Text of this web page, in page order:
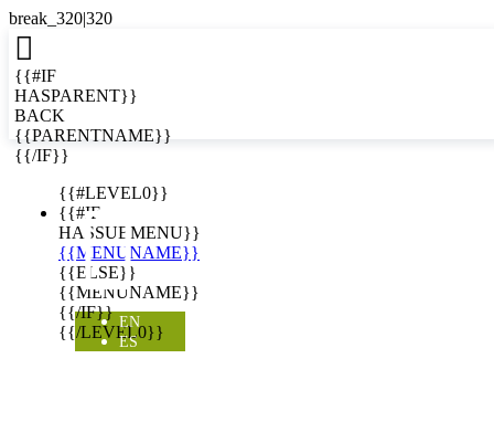

{{#IF
HASPARENT}}
BACK
{{PARENTNAME}}
{{/IF}}
{{#LEVEL0}}
{{#IF
HASSUBMENU}}
{{MENUNAME}}
{{ELSE}}
{{MENUNAME}}
{{/IF}}
{{/LEVEL0}}

EN
ES